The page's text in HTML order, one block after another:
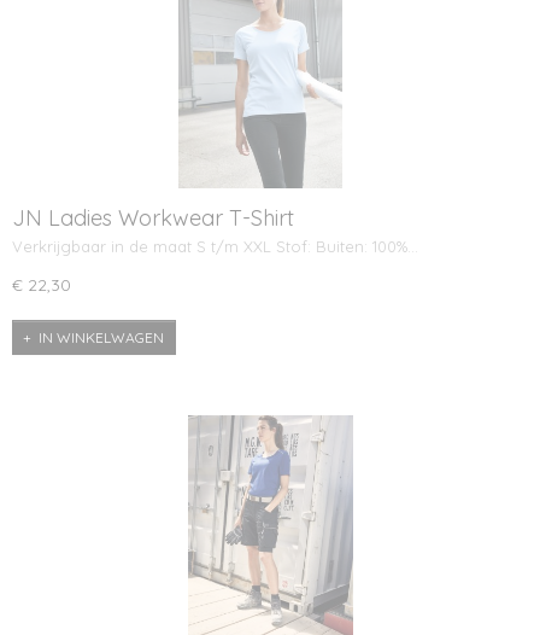
JN Ladies Workwear T-Shirt
Verkrijgbaar in de maat S t/m XXL Stof: Buiten: 100%…
€ 22,30
IN WINKELWAGEN